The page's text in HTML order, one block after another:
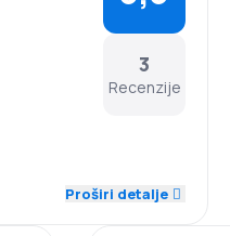
3
Recenzije
Proširi detalje